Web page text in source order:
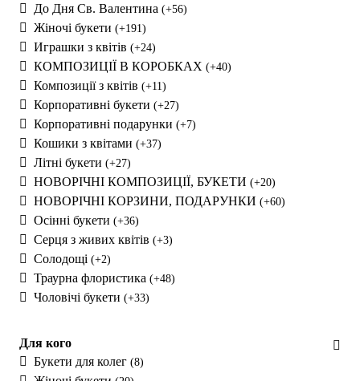
До Дня Св. Валентина (+56)
Жіночі букети (+191)
Играшки з квітів (+24)
КОМПОЗИЦІЇ В КОРОБКАХ (+40)
Композиції з квітів (+11)
Корпоративні букети (+27)
Корпоративні подарунки (+7)
Кошики з квітами (+37)
Літні букети (+27)
НОВОРІЧНІ КОМПОЗИЦІЇ, БУКЕТИ (+20)
НОВОРІЧНІ КОРЗИНИ, ПОДАРУНКИ (+60)
Осінні букети (+36)
Серця з живих квітів (+3)
Солодощі (+2)
Траурна флористика (+48)
Чоловічі букети (+33)
Для кого
Букети для колег (8)